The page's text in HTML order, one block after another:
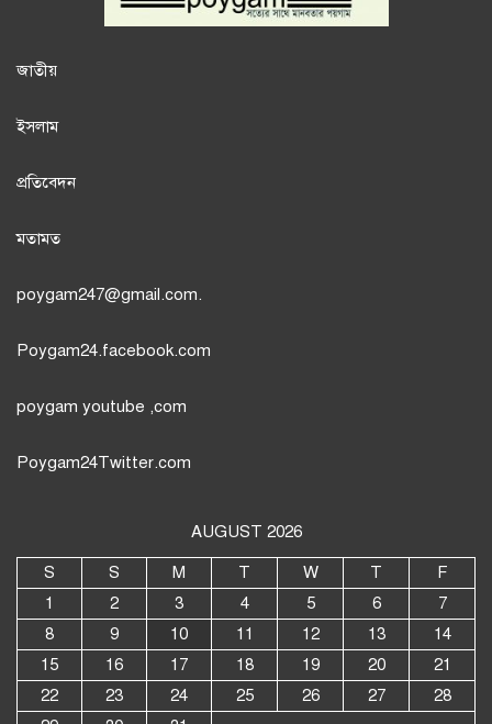
জাতীয়
ইসলাম
প্রতিবেদন
মতামত
poygam247@gmail.com.
Poygam24.facebook.com
poygam youtube ,com
Poygam24Twitter.com
AUGUST 2026
S S M T W T
F
1
2 3 4 5 6
7
8
9 10 11 12 13
14
15
16 17 18 19 20
21
22
23 24 25 26 27
28